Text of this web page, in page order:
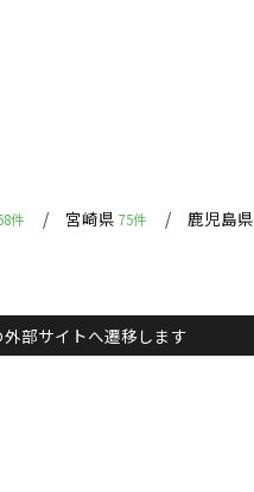
件 宮崎県 75件 鹿児島県
部サイトへ遷移します